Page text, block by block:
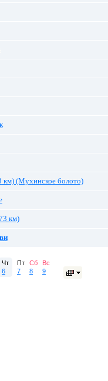
(Мухинское болото)
км)
Чт
6
Пт
7
Сб
8
Вс
9